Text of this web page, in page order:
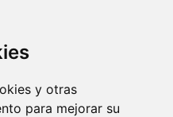
y otras
para mejorar su